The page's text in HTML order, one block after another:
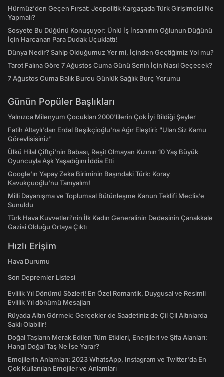
Hürmüz'den Geçen Fırsat: Jeopolitik Kargaşada Türk Girişimcisi Ne
Yapmalı?
Sosyete Bu Düğünü Konuşuyor: Ünlü İş İnsanının Oğlunun Düğünü
İçin Harcanan Para Dudak Uçuklattı!
Dünya Nedir? Sahip Olduğumuz Yer mi, İçinden Geçtiğimiz Yol mu?
Tarot Falına Göre 7 Ağustos Cuma Günü Senin İçin Nasıl Geçecek?
7 Ağustos Cuma Balık Burcu Günlük Sağlık Burç Yorumu
Günün Popüler Başlıkları
Yalnızca Milenyum Çocukları 2000'lilerin Çok İyi Bildiği Şeyler
Fatih Altaylı'dan Erdal Beşikçioğlu'na Ağır Eleştiri: "Ulan Siz Kamu
Görevlisisiniz"
Ülkü Hilal Çiftçi'nin Babası, Reşit Olmayan Kızının 10 Yaş Büyük
Oyuncuyla Aşk Yaşadığını İddia Etti
Google'ın Yapay Zeka Biriminin Başındaki Türk: Koray
Kavukçuoğlu'nu Tanıyalım!
Milli Dayanışma ve Toplumsal Bütünleşme Kanun Teklifi Meclis’e
Sunuldu
Türk Hava Kuvvetleri'nin İlk Kadın Generalinin Dedesinin Çanakkale
Gazisi Olduğu Ortaya Çıktı
Hızlı Erişim
Hava Durumu
Son Depremler Listesi
Evlilik Yıl Dönümü Sözleri! En Özel Romantik, Duygusal ve Resimli
Evlilik Yıl dönümü Mesajları
Rüyada Altın Görmek: Gerçekler de Saadetiniz de Çil Çil Altınlarda
Saklı Olabilir!
Doğal Taşların Merak Edilen Tüm Etkileri, Enerjileri ve Şifa Alanları:
Hangi Doğal Taş Ne İşe Yarar?
Emojilerin Anlamları: 2023 WhatsApp, Instagram ve Twitter'da En
Çok Kullanılan Emojiler ve Anlamları